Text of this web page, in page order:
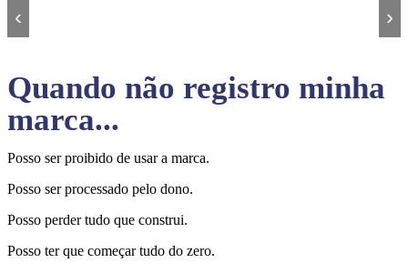
‹ ›
Quando não registro minha
marca...
Posso ser proibido de usar a marca.
Posso ser processado pelo dono.
Posso perder tudo que construi.
Posso ter que começar tudo do zero.